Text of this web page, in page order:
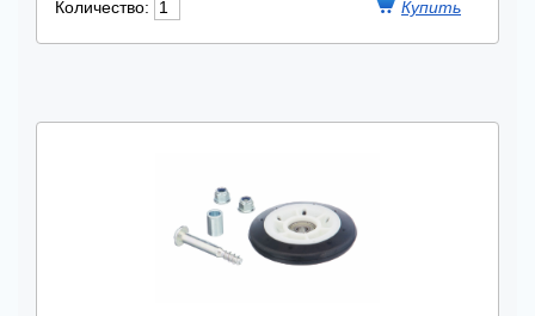
Количество: